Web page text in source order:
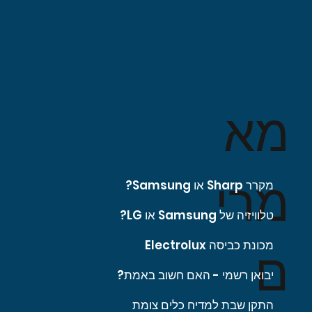
מא
מרי
ם
מקרר Sharp או Samsung?
טלוויזיה של Samsung או LG?
מכונת כביסה Electrolux
יבואן רשמי - האם חשוב באמת?
התקן שבת למדיח כלים צומת